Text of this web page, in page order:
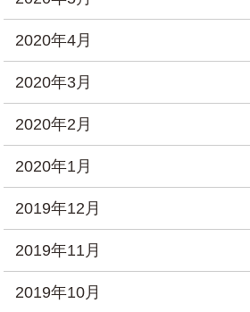
2020年4月
2020年3月
2020年2月
2020年1月
2019年12月
2019年11月
2019年10月